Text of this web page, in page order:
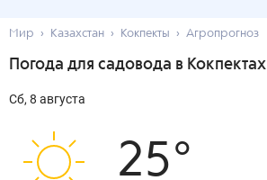
Мир Казахстан Кокпекты Агропрогноз
Погода для садовода в Кокпектах
сб, 8 августа
25°